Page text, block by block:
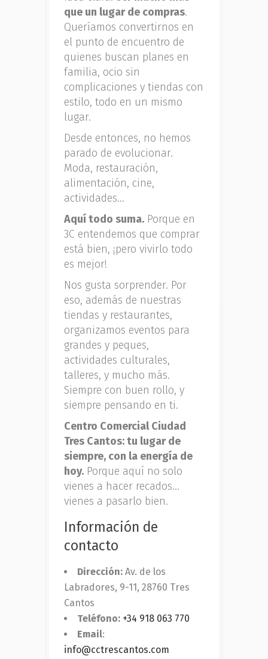
que un lugar de compras.
Queríamos convertirnos en
el punto de encuentro de
quienes buscan planes en
familia, ocio sin
complicaciones y tiendas con
estilo, todo en un mismo
lugar.
Desde entonces, no hemos
parado de evolucionar.
Moda, restauración,
alimentación, cine,
actividades…
Aquí todo suma. Porque en
3C entendemos que comprar
está bien, ¡pero vivirlo todo
es mejor!
Nos gusta sorprender. Por
eso, además de nuestras
tiendas y restaurantes,
organizamos eventos para
grandes y peques,
actividades culturales,
talleres, y mucho más.
Siempre con buen rollo, y
siempre pensando en ti.
Centro Comercial Ciudad
Tres Cantos: tu lugar de
siempre, con la energía de
hoy. Porque aquí no solo
vienes a hacer recados…
vienes a pasarlo bien.
Información de
contacto
Dirección: Av. de los
Labradores, 9-11, 28760 Tres
Cantos
Teléfono: +34 918 063 770
Email:
info@cctrescantos.com